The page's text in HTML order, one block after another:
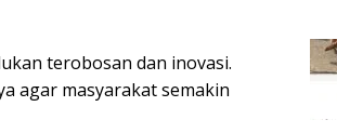
terobosan dan inovasi.
agar masyarakat semakin